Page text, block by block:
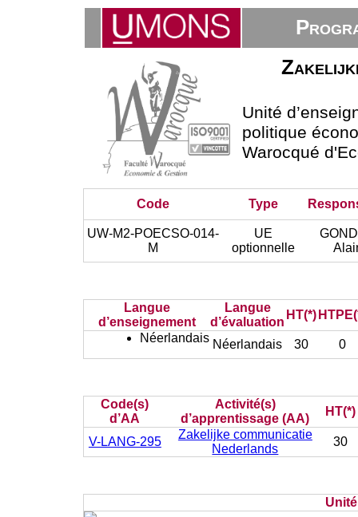
Unité
politique
Warocqué
Code Type
UW-M2-POECSO-014-
M
UE
optionnelle
Langue
d’enseignement
Langue
d’évaluation
HT(*)
Néerlandais Néerlandais 30 0
Code(s)
d’AA
Activité(s)
d’apprentissage (AA)
HT(*)
V-LANG-295
Zakelijke communicatie
Nederlands
30